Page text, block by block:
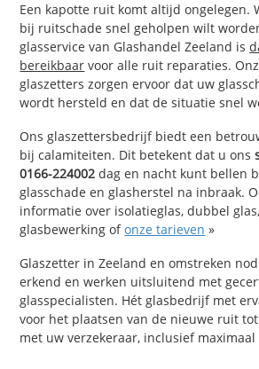
Een kapotte ruit komt altijd ongelegen.
bij ruitschade snel geholpen wilt
glasservice van Glashandel Zeeland is
bereikbaar voor alle ruit reparaties.
glaszetters zorgen ervoor dat uw
wordt hersteld en dat de situatie snel
Ons glaszettersbedrijf biedt een
bij calamiteiten. Dit betekent dat u ons
0166-224002 dag en nacht kunt bellen
glasschade en glasherstel na inbraak.
informatie over isolatieglas, dubbel
glasbewerking ofonze tarieven »
Glaszetter in Zeeland en omstreken
erkend en werken uitsluitend met
glasspecialisten. Hét glasbedrijf met
voor het plaatsen van de nieuwe ruit
met uw verzekeraar, inclusief